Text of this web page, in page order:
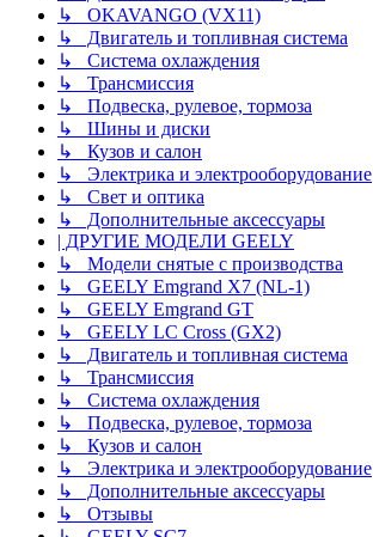
↳ OKAVANGO (VX11)
↳ Двигатель и топливная система
↳ Система охлаждения
↳ Трансмиссия
↳ Подвеска, рулевое, тормоза
↳ Шины и диски
↳ Кузов и салон
↳ Электрика и электрооборудование
↳ Свет и оптика
↳ Дополнительные аксессуары
| ДРУГИЕ МОДЕЛИ GEELY
↳ Модели снятые с производства
↳ GEELY Emgrand X7 (NL-1)
↳ GEELY Emgrand GT
↳ GEELY LC Cross (GX2)
↳ Двигатель и топливная система
↳ Трансмиссия
↳ Система охлаждения
↳ Подвеска, рулевое, тормоза
↳ Кузов и салон
↳ Электрика и электрооборудование
↳ Дополнительные аксессуары
↳ Отзывы